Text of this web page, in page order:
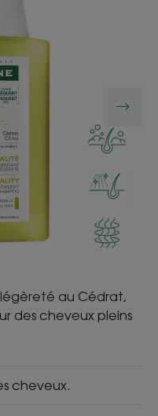
au Cédrat,
des cheveux pleins
cheveux.